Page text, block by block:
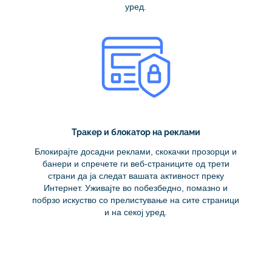
уред.
Тракер и блокатор на реклами
Блокирајте досадни реклами, скокачки прозорци и
банери и спречете ги веб-страниците од трети
страни да ја следат вашата активност преку
Интернет. Уживајте во побезбедно, помазно и
побрзо искуство со прелистување на сите страници
и на секој уред.